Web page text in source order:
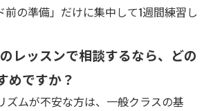
の準備」だけに集中して1週間練習し
レッスンで相談するなら、どの
めですか？
ズムが不安な方は、一般クラスの基